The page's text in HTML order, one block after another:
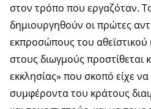
στον τρόπο που εργαζόταν.
δημιουργηθούν οι πρώτες
εκπροσώπους του
στους διωγμούς προστίθεται
εκκλησίας» που σκοπό είχε
συμφέροντα του κράτους